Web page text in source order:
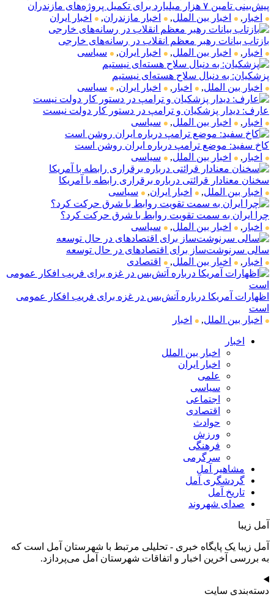
پیش‌بینی تامین ۷ هزار میلیارد برای تکمیل پروژه‌های مازندران
اخبار , اخبار بین الملل, اخبار مازندران, اخبار ایران
بازتاب بیانات رهبر معظم انقلاب در رسانه‌های خارجی
اخبار , اخبار بین الملل, اخبار ایران, سیاسی
پزشکیان: به دنبال سلاح هسته‌ای نیستیم
اخبار بین الملل, اخبار , اخبار ایران, سیاسی
عارف: دیدار پزشکیان و ترامپ در دستور کار دولت نیست
اخبار , اخبار بین الملل, سیاسی
کاخ سفید: موضع ترامپ درباره ایران روشن است
اخبار , اخبار بین الملل, سیاسی
سخنان معنادار قرائتی درباره برقراری رابطه با آمریکا
اخبار بین الملل, اخبار ایران, سیاسی
چرا ایران به سمت تقویت روابط با شرق حرکت کرد؟
اخبار , اخبار بین الملل, سیاسی
سالی سرنوشت‌ساز برای اقتصادهای در حال توسعه
اخبار , اخبار بین الملل, اقتصادی
اظهارات آمریکا درباره آتش‌بس در غزه برای فریب افکار عمومی
است
اخبار بین الملل, اخبار
اخبار
اخبار بین الملل
اخبار ایران
علمی
سیاسی
اجتماعی
اقتصادی
حوادث
ورزش
فرهنگی
سرگرمی
مشاهیر آمل
گردشگری آمل
تاریخ آمل
صدای شهروند
آمل زیبا
آمل زیبا یک پایگاه خبری - تحلیلی مرتبط با شهرستان آمل است که
به بررسی آخرین اخبار و اتفاقات شهرستان آمل می‌پردازد.
دسته‌بندی سایت